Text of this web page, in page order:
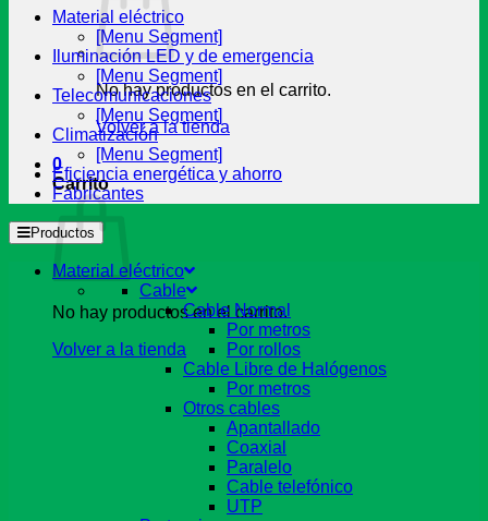
No hay productos en el carrito.
Volver a la tienda
0
Carrito
No hay productos en el carrito.
Volver a la tienda
Material eléctrico
[Menu Segment]
Iluminación LED y de emergencia
[Menu Segment]
Telecomunicaciones
[Menu Segment]
Climatización
[Menu Segment]
Eficiencia energética y ahorro
Fabricantes
Productos
Material eléctrico
Cable
Cable Normal
Por metros
Por rollos
Cable Libre de Halógenos
Por metros
Otros cables
Apantallado
Coaxial
Paralelo
Cable telefónico
UTP